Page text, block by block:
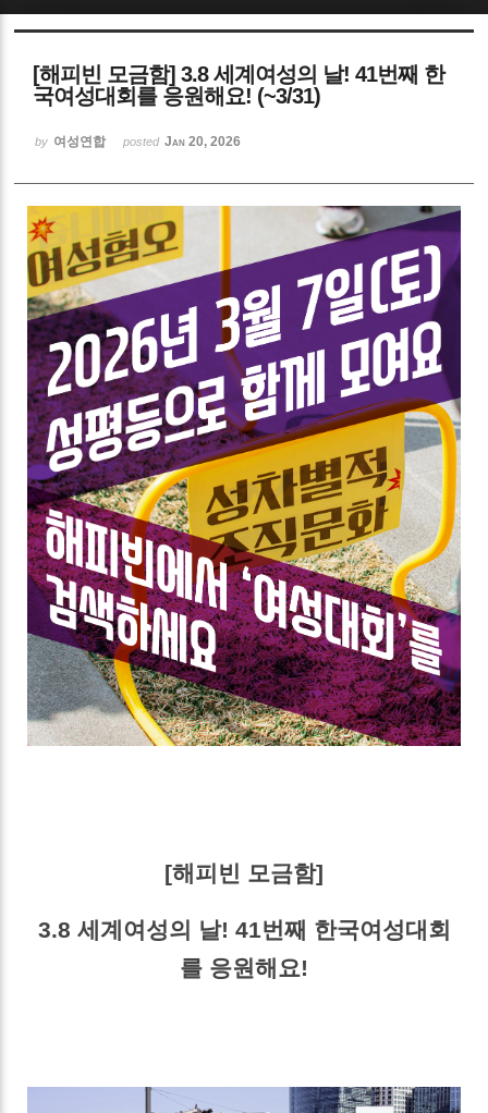
[해피빈 모금함] 3.8 세계여성의 날! 41번째 한
국여성대회를 응원해요! (~3/31)
by 여성연합 posted Jan 20, 2026
[해피빈 모금함]
3.8 세계여성의 날! 41번째 한국여성대회
를 응원해요!
Sketchbook5, 스케치북5
Sketchbook5, 스케치북5